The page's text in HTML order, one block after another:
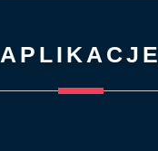
APLIKACJE